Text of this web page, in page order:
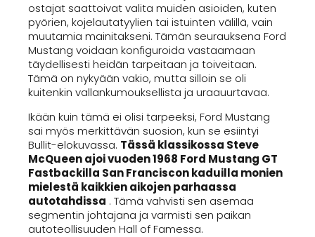
ostajat saattoivat valita muiden asioiden, kuten
pyörien, kojelautatyylien tai istuinten välillä, vain
muutamia mainitakseni. Tämän seurauksena Ford
Mustang voidaan konfiguroida vastaamaan
täydellisesti heidän tarpeitaan ja toiveitaan.
Tämä on nykyään vakio, mutta silloin se oli
kuitenkin vallankumouksellista ja uraauurtavaa.
Ikään kuin tämä ei olisi tarpeeksi, Ford Mustang
sai myös merkittävän suosion, kun se esiintyi
Bullit-elokuvassa. Tässä klassikossa Steve
McQueen ajoi vuoden 1968 Ford Mustang GT
Fastbackilla San Franciscon kaduilla monien
mielestä kaikkien aikojen parhaassa
autotahdissa . Tämä vahvisti sen asemaa
segmentin johtajana ja varmisti sen paikan
autoteollisuuden Hall of Famessa.